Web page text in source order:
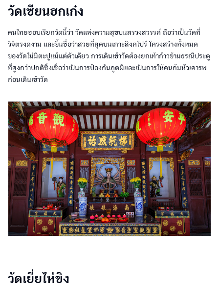
วัดเซียนฮกเก๋ง
คนไทยชอบเรียกวัดนี้ว่า วัดแห่งความสุขบนสรวงสวรรค์ ถือว่าเป็นวัดที่
วิจิตรงดงาม และขึ้นชื่อว่าสวยที่สุดบนเกาะสิงคโปร์ โครงสร้างทั้งหมด
ของวัดไม่มีตะปูแม้แต่ตัวเดียว การเดินเข้าวัดต้องยกเท้าก้าวข้ามธรณีประตู
ที่สูงกว่าปกติซึ่งเชื่อว่าเป็นการป้องกันภูตผีและเป็นการให้คนก้มหัวเคารพ
ก่อนเดินเข้าวัด
วัดเยี่ยไห่ขิง